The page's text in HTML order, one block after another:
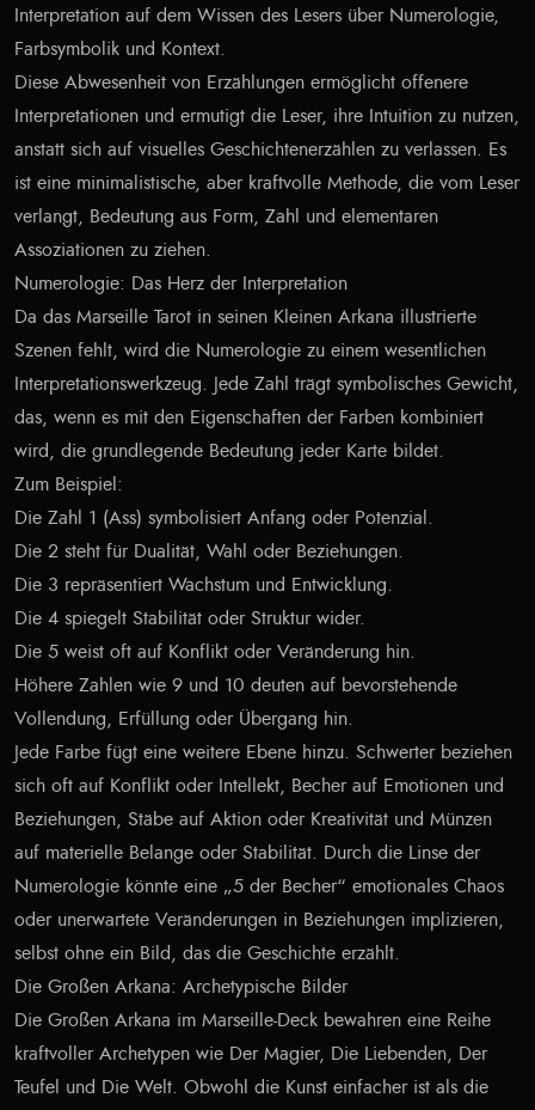
Interpretation auf dem Wissen des Lesers über Numerologie,
Farbsymbolik und Kontext.
Diese Abwesenheit von Erzählungen ermöglicht offenere
Interpretationen und ermutigt die Leser, ihre Intuition zu nutzen,
anstatt sich auf visuelles Geschichtenerzählen zu verlassen. Es
ist eine minimalistische, aber kraftvolle Methode, die vom Leser
verlangt, Bedeutung aus Form, Zahl und elementaren
Assoziationen zu ziehen.
Numerologie: Das Herz der Interpretation
Da das Marseille Tarot in seinen Kleinen Arkana illustrierte
Szenen fehlt, wird die Numerologie zu einem wesentlichen
Interpretationswerkzeug. Jede Zahl trägt symbolisches Gewicht,
das, wenn es mit den Eigenschaften der Farben kombiniert
wird, die grundlegende Bedeutung jeder Karte bildet.
Zum Beispiel:
Die Zahl 1 (Ass) symbolisiert Anfang oder Potenzial.
Die 2 steht für Dualität, Wahl oder Beziehungen.
Die 3 repräsentiert Wachstum und Entwicklung.
Die 4 spiegelt Stabilität oder Struktur wider.
Die 5 weist oft auf Konflikt oder Veränderung hin.
Höhere Zahlen wie 9 und 10 deuten auf bevorstehende
Vollendung, Erfüllung oder Übergang hin.
Jede Farbe fügt eine weitere Ebene hinzu. Schwerter beziehen
sich oft auf Konflikt oder Intellekt, Becher auf Emotionen und
Beziehungen, Stäbe auf Aktion oder Kreativität und Münzen
auf materielle Belange oder Stabilität. Durch die Linse der
Numerologie könnte eine „5 der Becher“ emotionales Chaos
oder unerwartete Veränderungen in Beziehungen implizieren,
selbst ohne ein Bild, das die Geschichte erzählt.
Die Großen Arkana: Archetypische Bilder
Die Großen Arkana im Marseille-Deck bewahren eine Reihe
kraftvoller Archetypen wie Der Magier, Die Liebenden, Der
Teufel und Die Welt. Obwohl die Kunst einfacher ist als die